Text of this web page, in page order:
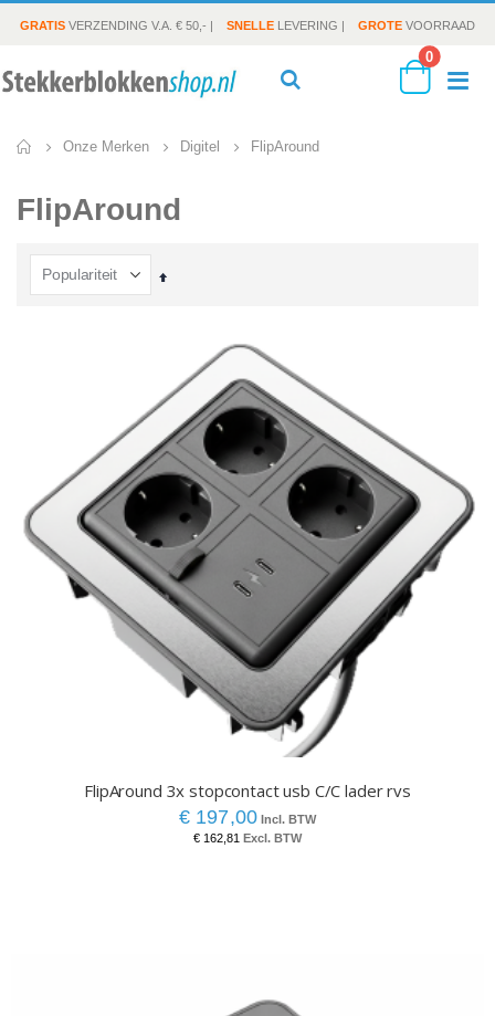
GRATIS VERZENDING V.A. € 50,- | SNELLE LEVERING | GROTE VOORRAAD
Cart
0
Onze Merken Digitel FlipAround
FlipAround
Van
FlipAround 3x stopcontact usb C/C lader rvs
€ 197,00
€ 162,81